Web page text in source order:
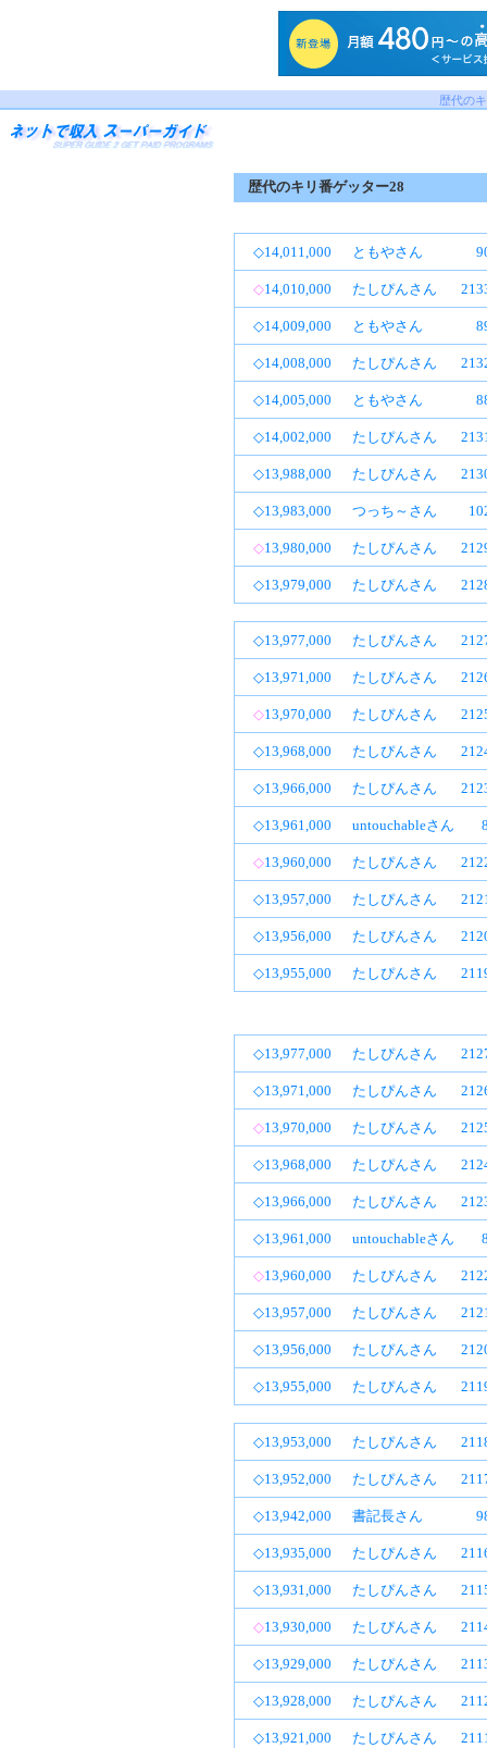
歴代の
歴代のキリ番ゲッター28
◇14,011,000 ともやさん
◇14,010,000 たしぴんさん
◇14,009,000 ともやさん
◇14,008,000 たしぴんさん
◇14,005,000 ともやさん
◇14,002,000 たしぴんさん
◇13,988,000 たしぴんさん
◇13,983,000 つっち～さん
◇13,980,000 たしぴんさん
◇13,979,000 たしぴんさん
◇13,977,000 たしぴんさん
◇13,971,000 たしぴんさん
◇13,970,000 たしぴんさん
◇13,968,000 たしぴんさん
◇13,966,000 たしぴんさん
◇13,961,000 untouchableさん
◇13,960,000 たしぴんさん
◇13,957,000 たしぴんさん
◇13,956,000 たしぴんさん
◇13,955,000 たしぴんさん
◇13,977,000 たしぴんさん
◇13,971,000 たしぴんさん
◇13,970,000 たしぴんさん
◇13,968,000 たしぴんさん
◇13,966,000 たしぴんさん
◇13,961,000 untouchableさん
◇13,960,000 たしぴんさん
◇13,957,000 たしぴんさん
◇13,956,000 たしぴんさん
◇13,955,000 たしぴんさん
◇13,953,000 たしぴんさん
◇13,952,000 たしぴんさん
◇13,942,000 書記長さん
◇13,935,000 たしぴんさん
◇13,931,000 たしぴんさん
◇13,930,000 たしぴんさん
◇13,929,000 たしぴんさん
◇13,928,000 たしぴんさん
◇13,921,000 たしぴんさん